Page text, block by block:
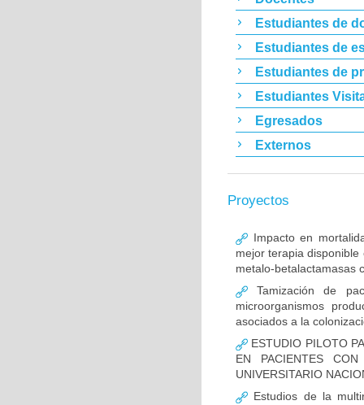
Estudiantes de
Estudiantes de
Estudiantes de
Estudiantes
Egresados
Externos
Proyectos
Impacto en
mejor terapia
metalo-betalactamasas
Tamización de
microorganismos
asociados a la
ESTUDIO PILOTO
EN PACIENTES
UNIVERSITARIO
Estudios de la